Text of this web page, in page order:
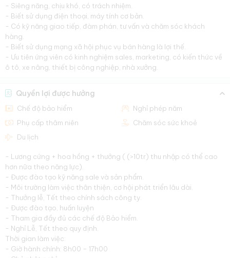
- Siêng năng, chịu khó, có trách nhiệm.
- Biết sử dụng điện thoại, máy tính cơ bản.
- Có kỹ năng giao tiếp, đàm phán, tư vấn và chăm sóc khách
hàng.
- Biết sử dụng mạng xã hội phục vụ bán hàng là lợi thế.
- Ưu tiên ứng viên có kinh nghiệm sales, marketing, có kiến thức về
ô tô, xe nâng, thiết bị công nghiệp, nhà xưởng.
Quyền lợi được hưởng
Chế độ bảo hiểm
Nghỉ phép năm
Phụ cấp thâm niên
Chăm sóc sức khoẻ
Du lịch
- Lương cứng + hoa hồng + thưởng ( (>10tr) thu nhập có thể cao
hơn nữa theo năng lực).
- Được đào tạo kỹ năng sale và sản phẩm.
- Môi trường làm việc thân thiện, cơ hội phát triển lâu dài.
- Thưởng lễ, Tết theo chính sách công ty.
- Được đào tạo, huấn luyện
- Tham gia đầy đủ các chế độ Bảo hiểm.
- Nghỉ Lễ, Tết theo quy định.
Thời gian làm việc:
- Giờ hành chính: 8h00 – 17h00